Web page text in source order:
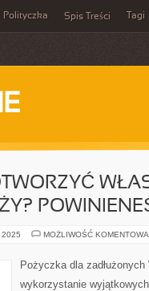
Polityczka Spis Treści Tagi
2025 MOŻLIWOŚĆ
Pożyczka dla
wykorzystanie